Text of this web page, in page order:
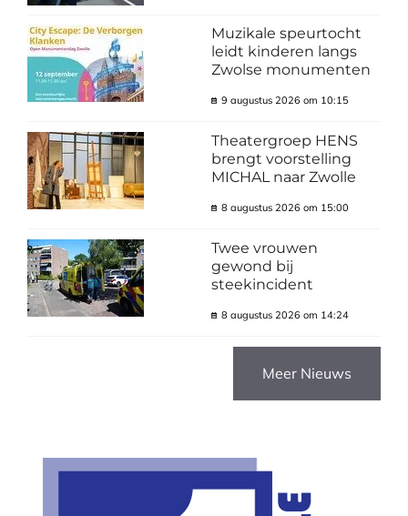
Muzikale speurtocht
leidt kinderen langs
Zwolse monumenten
9 augustus 2026 om 10:15
Theatergroep HENS
brengt voorstelling
MICHAL naar Zwolle
8 augustus 2026 om 15:00
Twee vrouwen
gewond bij
steekincident
8 augustus 2026 om 14:24
Meer Nieuws